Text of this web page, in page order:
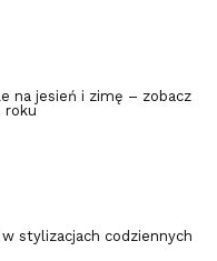
na jesień i zimę – zobacz
roku
stylizacjach codziennych